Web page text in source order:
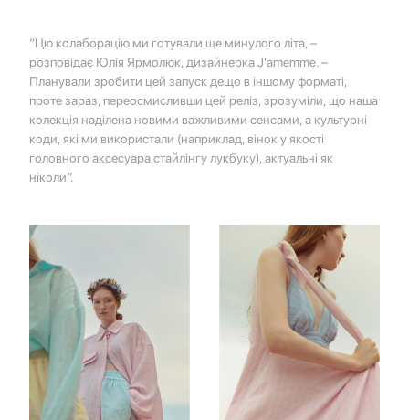
“Цю колаборацію ми готували ще минулого літа, –
розповідає Юлія Ярмолюк, дизайнерка J'amemme. –
Планували зробити цей запуск дещо в іншому форматі,
проте зараз, переосмисливши цей реліз, зрозуміли, що наша
колекція наділена новими важливими сенсами, а культурні
коди, які ми використали (наприклад, вінок у якості
головного аксесуара стайлінгу лукбуку), актуальні як
ніколи”.